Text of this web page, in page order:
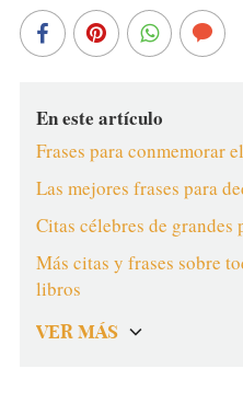
En este artículo
Frases para conmemorar
Las mejores frases para
Citas célebres de grandes
Más citas y frases sobre
libros